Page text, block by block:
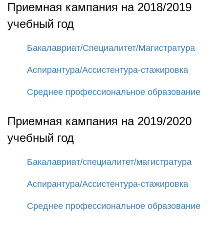
Приемная кампания на 2018/2019
учебный год
Бакалавриат/Специалитет/Магистратура
Аспирантура/Ассистентура-стажировка
Среднее профессиональное образование
Приемная кампания на 2019/2020
учебный год
Бакалавриат/специалитет/магистратура
Аспирантура/Ассистентура-стажировка
Среднее профессиональное образование